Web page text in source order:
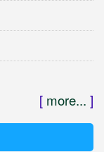
[ more... ]